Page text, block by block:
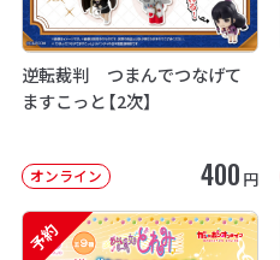
逆転裁判 つまんでつなげて
ますこっと【2次】
オンライン 400 円
予約